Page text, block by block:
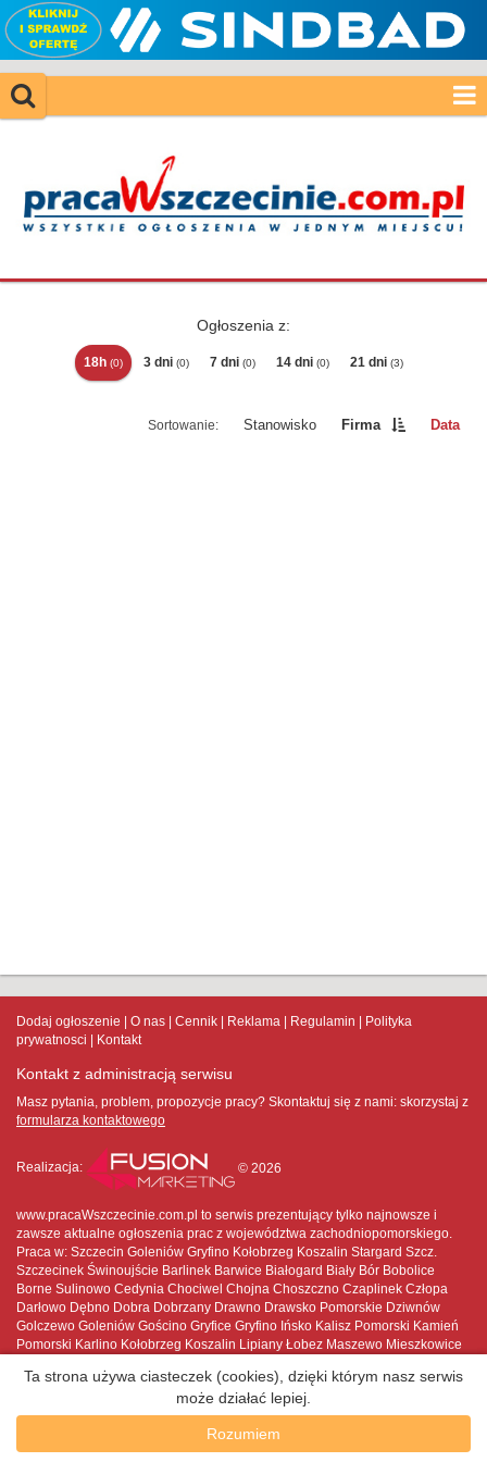
Ogłoszenia z:
18h (0) 3 dni (0) 7 dni (0) 14 dni (0) 21 dni (3)
Stanowisko Firma Data
Dodaj ogłoszenie O nas Cennik Reklama Regulamin
Polityka
prywatnosci
Kontakt
Kontakt z administracją serwisu
Masz pytania, problem, propozycje pracy? Skontaktuj się z nami: skorzystaj z
formularza kontaktowego
Realizacja: © 2026
www.pracaWszczecinie.com.pl to serwis prezentujący tylko najnowsze i
zawsze aktualne ogłoszenia prac z województwa zachodniopomorskiego.
Praca w: Szczecin Goleniów Gryfino Kołobrzeg Koszalin Stargard Szcz.
Szczecinek Świnoujście Barlinek Barwice Białogard Biały Bór Bobolice
Borne Sulinowo Cedynia Chociwel Chojna Choszczno Czaplinek Człopa
Darłowo Dębno Dobra Dobrzany Drawno Drawsko Pomorskie Dziwnów
Golczewo Goleniów Gościno Gryfice Gryfino Ińsko Kalisz Pomorski Kamień
Pomorski Karlino Kołobrzeg Koszalin Lipiany Łobez Maszewo Mieszkowice
Pełczyce Płoty Polanów Police Połczyn-Zdrój Pyrzyce Recz Resko Sianów
Sławno Stargard Szczeciński Stepnica Suchań Szczecin Szczecinek
Świdwin Świnoujście Trzcińsko-Zdrój Trzebiatów Tuczno Tychowo Wałcz
Ta strona używa ciasteczek (cookies), dzięki którym nasz serwis
może działać lepiej.
Rozumiem